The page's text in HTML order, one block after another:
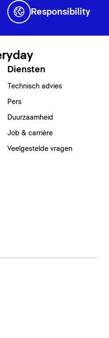
Responsibility
Diensten
Technisch advies
Pers
Duurzaamheid
Job & carrière
Veelgestelde vragen